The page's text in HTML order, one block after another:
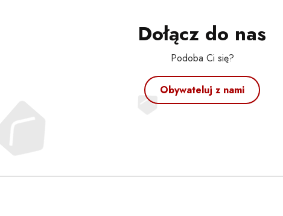
Dołącz do nas
Podoba Ci się?
Obywateluj z nami